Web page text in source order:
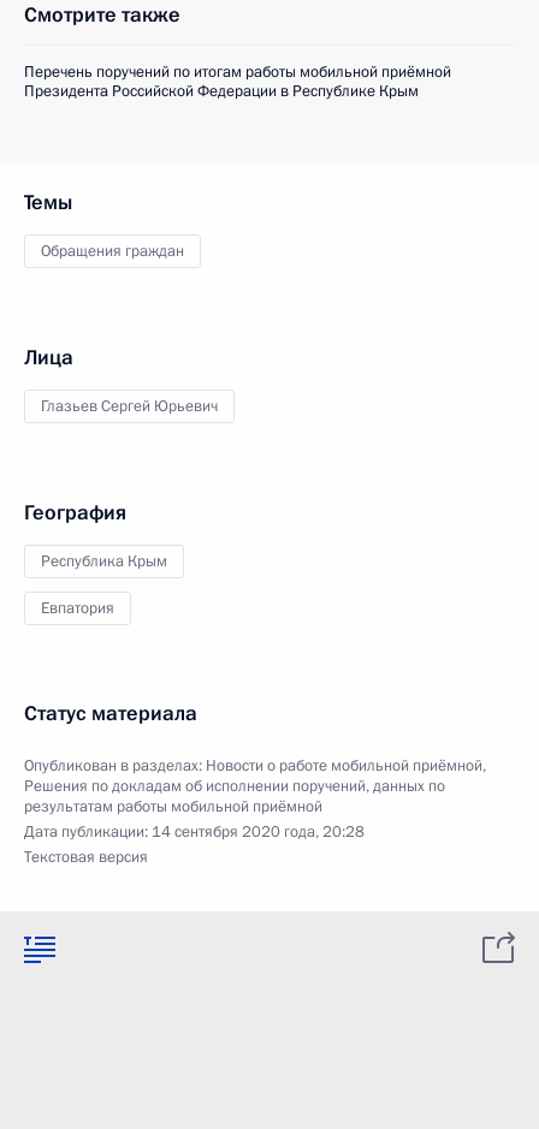
Смотрите также
Перечень поручений по итогам работы мобильной приёмной
Президента Российской Федерации в Республике Крым
Темы
Обращения граждан
Лица
Глазьев Сергей Юрьевич
География
Республика Крым
Евпатория
Статус материала
Опубликован в разделах: Новости о работе мобильной приёмной,
Решения по докладам об исполнении поручений, данных по
результатам работы мобильной приёмной
Дата публикации: 14 сентября 2020 года, 20:28
Текстовая версия